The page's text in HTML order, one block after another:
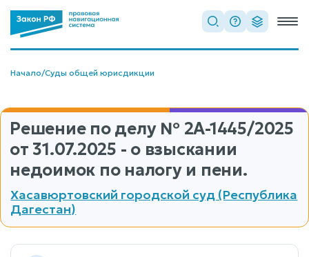
Начало/Суды общей юрисдикции
Решение по делу № 2А-1445/2025
от 31.07.2025 - о взыскании
недоимок по налогу и пени.
Хасавюртовский городской суд (Республика
Дагестан)